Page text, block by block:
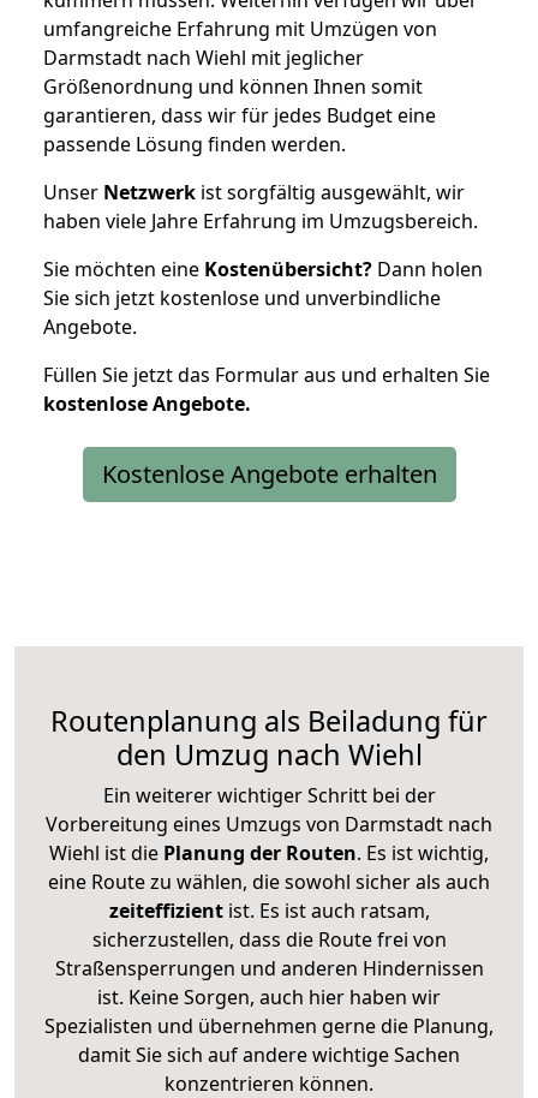
umfangreiche Erfahrung mit Umzügen von
Darmstadt nach Wiehl mit jeglicher
Größenordnung und können Ihnen somit
garantieren, dass wir für jedes Budget eine
passende Lösung finden werden.
Unser Netzwerk ist sorgfältig ausgewählt, wir
haben viele Jahre Erfahrung im Umzugsbereich.
Sie möchten eine Kostenübersicht? Dann holen
Sie sich jetzt kostenlose und unverbindliche
Angebote.
Füllen Sie jetzt das Formular aus und erhalten Sie
kostenloseAngebote.
Kostenlose Angebote erhalten
Routenplanung als Beiladung für
den Umzug nach Wiehl
Ein weiterer wichtiger Schritt bei der
Vorbereitung eines Umzugs von Darmstadt nach
Wiehl ist die Planung der Routen. Es ist wichtig,
eine Route zu wählen, die sowohl sicher als auch
zeiteffizientist. Es ist auch ratsam,
sicherzustellen, dass die Route frei von
Straßensperrungen und anderen Hindernissen
ist. Keine Sorgen, auch hier haben wir
Spezialisten und übernehmen gerne die Planung,
damit Sie sich auf andere wichtige Sachen
konzentrieren können.